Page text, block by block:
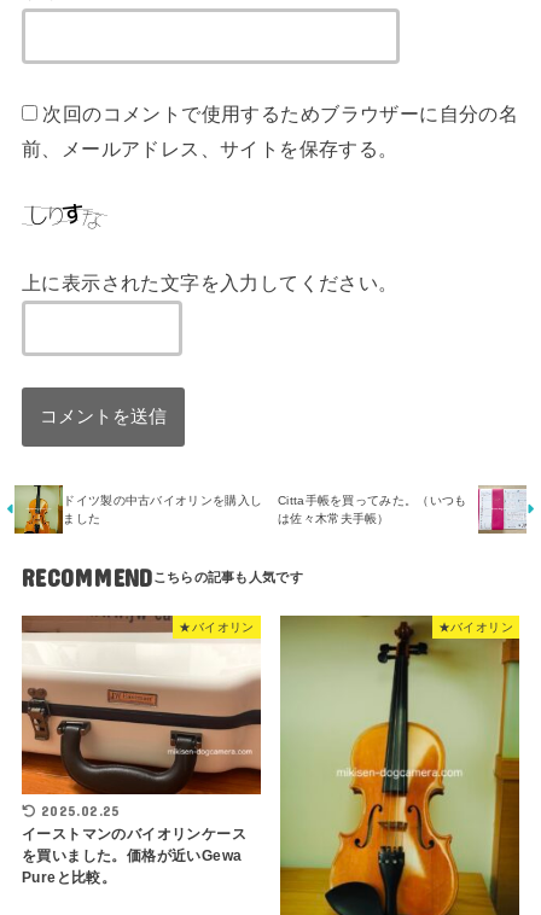
次回のコメントで使用するためブラウザーに自分の名
前、メールアドレス、サイトを保存する。
上に表示された文字を入力してください。
ドイツ製の中古バイオリンを購入し
ました
Citta手帳を買ってみた。（いつも
は佐々木常夫手帳）
RECOMMEND
★バイオリン
2025.02.25
イーストマンのバイオリンケース
を買いました。価格が近いGewa
Pureと比較。
★バイオリン